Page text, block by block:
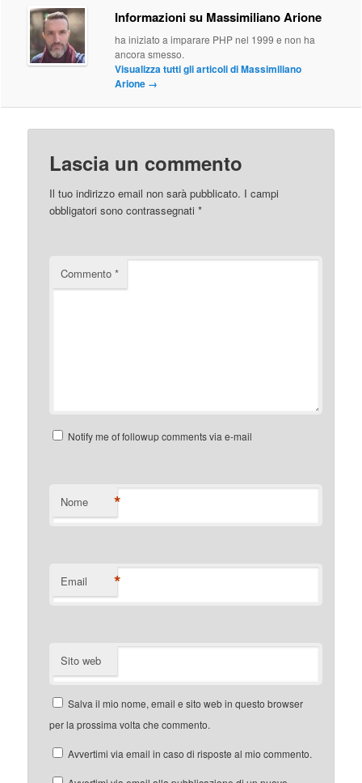
Informazioni su Massimiliano Arione
ha iniziato a imparare PHP nel 1999 e non ha
ancora smesso.
Visualizza tutti gli articoli di Massimiliano
Arione →
Lascia un commento
Il tuo indirizzo email non sarà pubblicato. I campi
obbligatori sono contrassegnati*
Commento*
Notify me of followup comments via e-mail
Nome *
Email *
Sito web
Salva il mio nome, email e sito web in questo browser
per la prossima volta che commento.
Avvertimi via email in caso di risposte al mio commento.